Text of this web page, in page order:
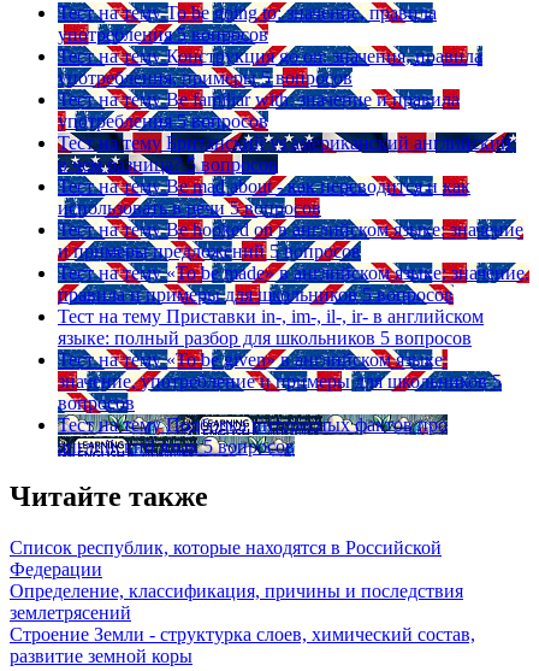
Тест на тему To be going to: значение, правила
употребления 5 вопросов
Тест на тему Конструкция go on: значения, правила
употребления, примеры 5 вопросов
Тест на тему Be familiar with: значение и правила
употребления 5 вопросов
Тест на тему Британский vs американский английский:
в чем разница? 5 вопросов
Тест на тему Be mad about - как переводится и как
использовать в речи 5 вопросов
Тест на тему Be hooked on в английском языке: значение
и примеры предложений 5 вопросов
Тест на тему «To be made» в английском языке: значение,
правила и примеры для школьников 5 вопросов
Тест на тему Приставки in-, im-, il-, ir- в английском
языке: полный разбор для школьников 5 вопросов
Тест на тему «To be given» в английском языке:
значение, употребление и примеры для школьников 5
вопросов
Тест на тему Подборка интересных фактов про
английский язык 5 вопросов
Читайте также
Список республик, которые находятся в Российской
Федерации
Определение, классификация, причины и последствия
землетрясений
Строение Земли - структурка слоев, химический состав,
развитие земной коры